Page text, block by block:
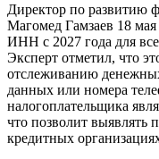
Директор по развитию
Магомед Гамзаев 18 мая
ИНН с 2027 года для
Эксперт отметил, что
отслеживанию
данных или номера
налогоплательщика
что позволит выявлять
кредитных